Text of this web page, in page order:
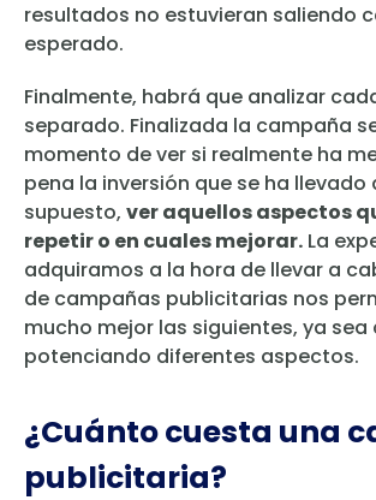
resultados no estuvieran saliendo
esperado.
Finalmente, habrá que analizar
separado. Finalizada la campaña
momento de ver si realmente ha
pena la inversión que se ha llevado
supuesto, ver aquellos aspectos
repetir o en cuales mejorar. La
adquiramos a la hora de llevar a
de campañas publicitarias nos
mucho mejor las siguientes, ya
potenciando diferentes aspectos.
¿Cuánto cuesta una
publicitaria?